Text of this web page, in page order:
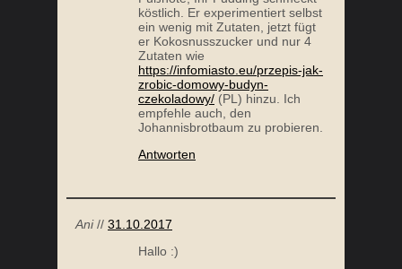
BLUMENKOHL RISOTTO MIT PILZEN UND
ZUCCHINI
köstlich. Er experimentiert selbst
ein wenig mit Zutaten, jetzt fügt
er Kokosnusszucker und nur 4
Zutaten wie
https://infomiasto.eu/przepis-jak-
zrobic-domowy-budyn-
czekoladowy/ (PL) hinzu. Ich
empfehle auch, den
Johannisbrotbaum zu probieren.
Antworten
Ani// 31.10.2017
Hallo :)